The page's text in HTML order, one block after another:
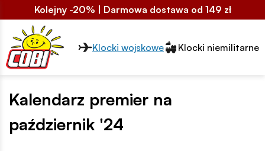
Kolejny -20% | Darmowa dostawa od 149 zł
Przełącznik segmentów2
Klocki wojskowe Klocki niemilitarne
Kalendarz premier na
październik '24